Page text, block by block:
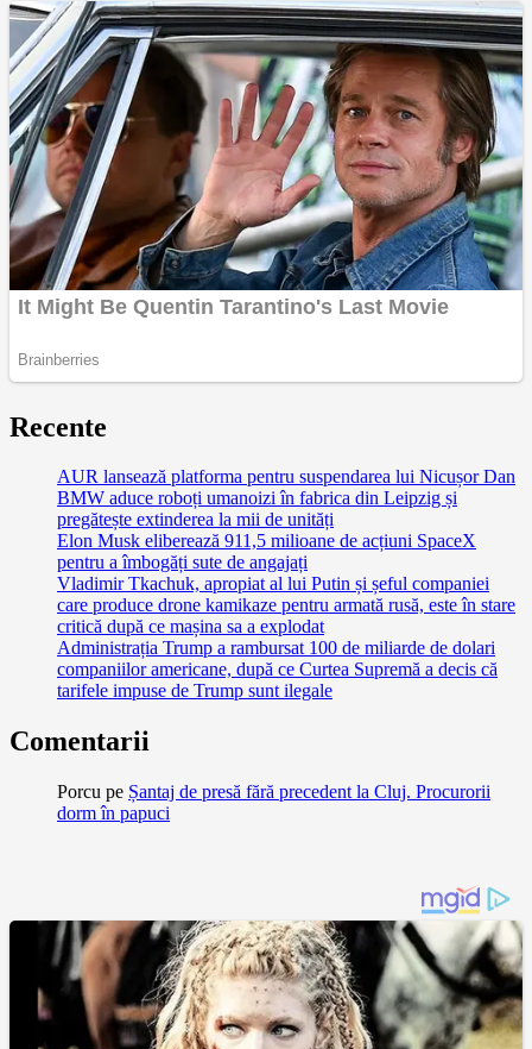
Recente
AUR lansează platforma pentru suspendarea lui Nicușor Dan
BMW aduce roboți umanoizi în fabrica din Leipzig și
pregătește extinderea la mii de unități
Elon Musk eliberează 911,5 milioane de acțiuni SpaceX
pentru a îmbogăți sute de angajați
Vladimir Tkachuk, apropiat al lui Putin și șeful companiei
care produce drone kamikaze pentru armată rusă, este în stare
critică după ce mașina sa a explodat
Administrația Trump a rambursat 100 de miliarde de dolari
companiilor americane, după ce Curtea Supremă a decis că
tarifele impuse de Trump sunt ilegale
Comentarii
Porcu pe Șantaj de presă fără precedent la Cluj. Procurorii
dorm în papuci